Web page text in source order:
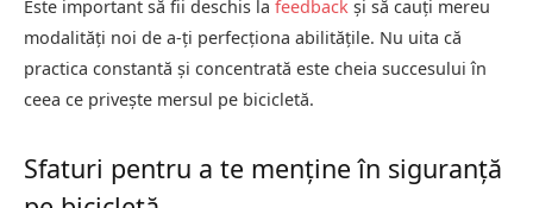
Este important să fii deschis la feedback și să cauți mereu
modalități noi de a-ți perfecționa abilitățile. Nu uita că
practica constantă și concentrată este cheia succesului în
ceea ce privește mersul pe bicicletă.
Sfaturi pentru a te menține în siguranță